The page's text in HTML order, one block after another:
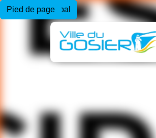
Menu principal
Contenu principal
Pied de page